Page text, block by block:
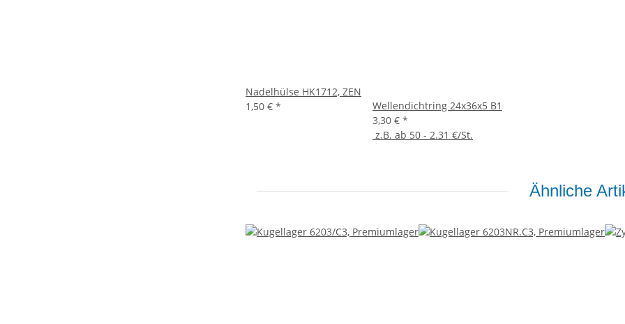
Nadelhülse HK1712, ZEN
1,50 € *
Wellendichtring 24x36x5 B1
3,30 € *
z.B. ab 50 - 2.31 €/St.
Ähnliche